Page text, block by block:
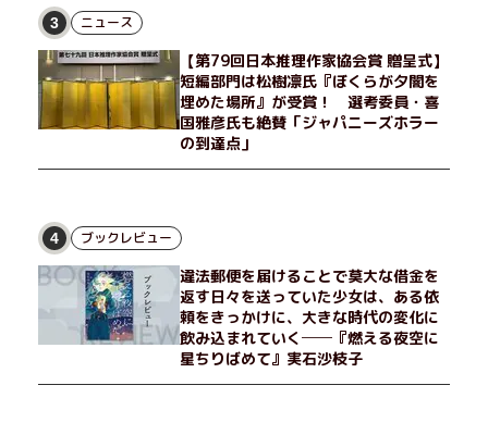
3 ニュース
【第79回日本推理作家協会賞 贈呈式】
短編部門は松樹凛氏『ぼくらが夕闇を
埋めた場所』が受賞！ 選考委員・喜
国雅彦氏も絶賛「ジャパニーズホラー
の到達点」
4 ブックレビュー
違法郵便を届けることで莫大な借金を
返す日々を送っていた少女は、ある依
頼をきっかけに、大きな時代の変化に
飲み込まれていく──『燃える夜空に
星ちりばめて』実石沙枝子